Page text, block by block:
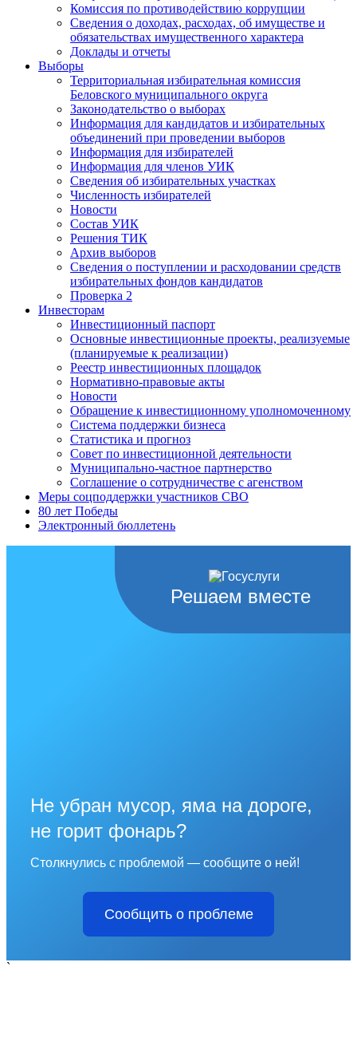
Комиссия по противодействию коррупции
Сведения о доходах, расходах, об имуществе и
обязательствах имущественного характера
Доклады и отчеты
Выборы
Территориальная избирательная комиссия
Беловского муниципального округа
Законодательство о выборах
Информация для кандидатов и избирательных
объединений при проведении выборов
Информация для избирателей
Информация для членов УИК
Сведения об избирательных участках
Численность избирателей
Новости
Состав УИК
Решения ТИК
Архив выборов
Сведения о поступлении и расходовании средств
избирательных фондов кандидатов
Проверка 2
Инвесторам
Инвестиционный паспорт
Основные инвестиционные проекты, реализуемые
(планируемые к реализации)
Реестр инвестиционных площадок
Нормативно-правовые акты
Новости
Обращение к инвестиционному уполномоченному
Система поддержки бизнеса
Статистика и прогноз
Совет по инвестиционной деятельности
Муниципально-частное партнерство
Соглашение о сотрудничестве с агенством
Меры соцподдержки участников СВО
80 лет Победы
Электронный бюллетень
Решаем вместе
Не убран мусор, яма на дороге,
не горит фонарь?
Столкнулись с проблемой — сообщите о ней!
Сообщить о проблеме
`